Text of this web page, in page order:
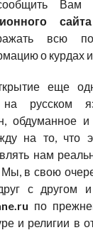
сайта
всю
о курдах
еще
на русском
обдуманное
на то, что
нам
в свою
с другом
по
и религии в